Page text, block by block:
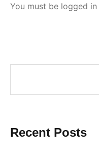
Recent Posts
You must be logged in